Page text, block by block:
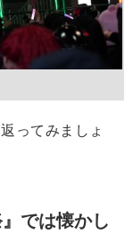
ってみましょ
では懐かし